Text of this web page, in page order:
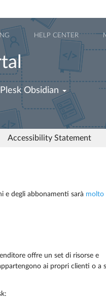
HELP CENTER
Plesk Obsidian
Accessibility Statement
e degli abbonamenti sarà molto
offre un set di risorse e
ai propri clienti o a